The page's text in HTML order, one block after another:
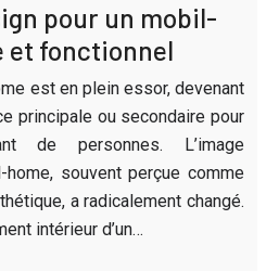
pour un mobil-
et fonctionnel
est en plein essor, devenant
principale ou secondaire pour
de personnes. L’image
souvent perçue comme
a radicalement changé.
intérieur d’un…